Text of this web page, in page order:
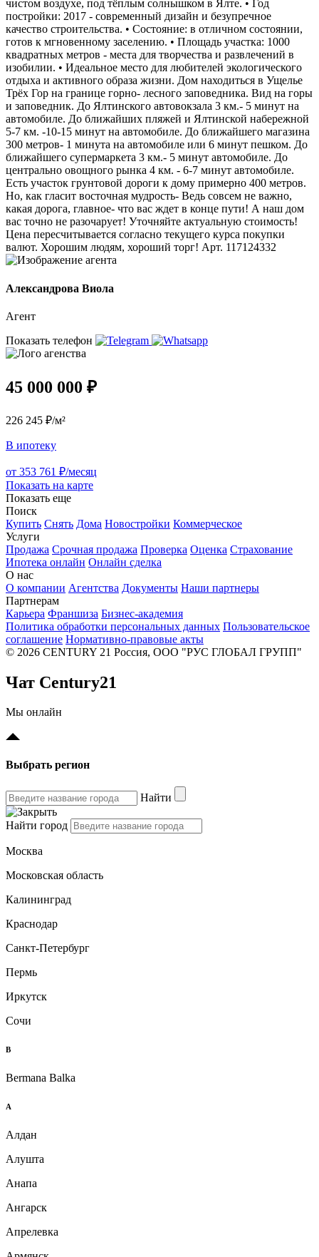
чистом воздухе, под тёплым солнышком в Ялте. • Год
постройки: 2017 - современный дизайн и безупречное
качество строительства. • Состояние: в отличном состоянии,
готов к мгновенному заселению. • Площадь участка: 1000
квадратных метров - места для творчества и развлечений в
изобилии. • Идеальное место для любителей экологического
отдыха и активного образа жизни. Дом находиться в Ущелье
Трёх Гор на границе горно- лесного заповедника. Вид на горы
и заповедник. До Ялтинского автовокзала 3 км.- 5 минут на
автомобиле. До ближайших пляжей и Ялтинской набережной
5-7 км. -10-15 минут на автомобиле. До ближайшего магазина
300 метров- 1 минута на автомобиле или 6 минут пешком. До
ближайшего супермаркета 3 км.- 5 минут автомобиле. До
центрально овощного рынка 4 км. - 6-7 минут автомобиле.
Есть участок грунтовой дороги к дому примерно 400 метров.
Но, как гласит восточная мудрость- Ведь совсем не важно,
какая дорога, главное- что вас ждет в конце пути! А наш дом
вас точно не разочарует! Уточняйте актуальную стоимость!
Цена пересчитывается согласно текущего курса покупки
валют. Хорошим людям, хороший торг! Арт. 117124332
Александрова Виола
Агент
Показать телефон
45 000 000 ₽
226 245 ₽/м²
В ипотеку
от 353 761 ₽/месяц
Показать на карте
Показать еще
Поиск
Купить Снять Дома Новостройки Коммерческое
Услуги
Продажа Срочная продажа Проверка Оценка Страхование
Ипотека онлайн Онлайн сделка
О нас
О компании Агентства Документы Наши партнеры
Партнерам
Карьера Франшиза Бизнес-академия
Политика обработки персональных данных Пользовательское
соглашение Нормативно-правовые акты
© 2026 CENTURY 21 Россия, ООО "РУС ГЛОБАЛ ГРУПП"
Чат Century21
Мы онлайн
Выбрать регион
Найти
Найти город
Москва
Московская область
Калининград
Краснодар
Санкт-Петербург
Пермь
Иркутск
Сочи
B
Bermana Balka
А
Алдан
Алушта
Анапа
Ангарск
Апрелевка